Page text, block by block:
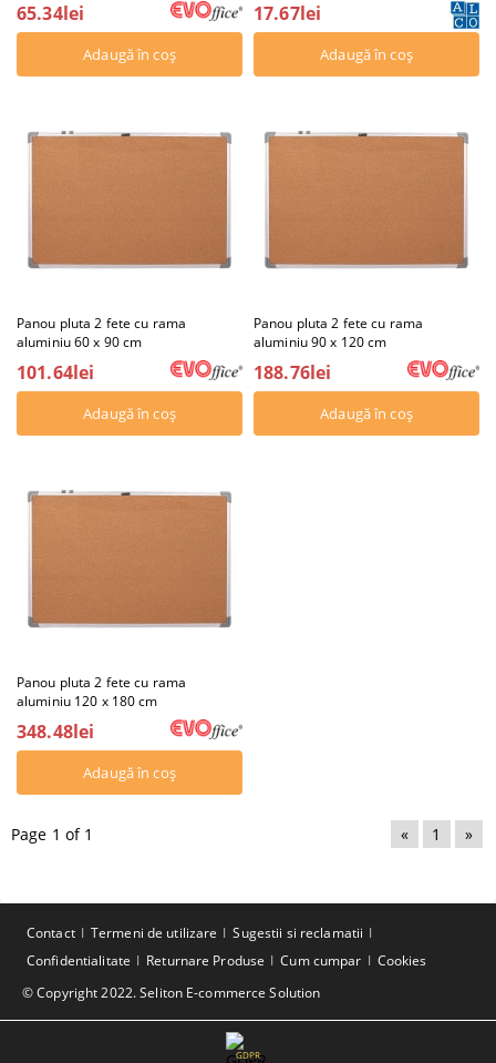
65.34lei 17.67lei
Panou pluta 2 fete cu rama
aluminiu 60 x 90 cm
101.64lei
Panou pluta 2 fete cu rama
aluminiu 90 x 120 cm
188.76lei
Panou pluta 2 fete cu rama
aluminiu 120 x 180 cm
348.48lei
Page 1 of 1 « 1 »
© Copyright 2022. Seliton E-commerce Solution
Contact Termeni de utilizare
Sugestii si reclamatii
Confidentialitate
Returnare Produse Cum cumpar Cookies
GDPR